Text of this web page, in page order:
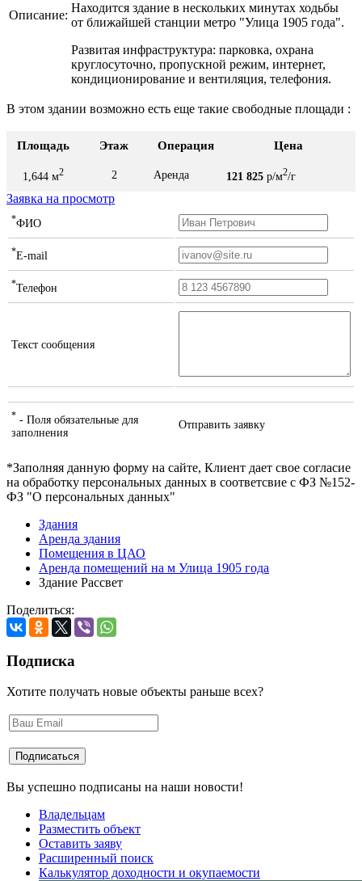
Описание:
Находится здание в нескольких минутах ходьбы
от ближайшей станции метро "Улица 1905 года".
Развитая инфраструктура: парковка, охрана
круглосуточно, пропускной режим, интернет,
кондиционирование и вентиляция, телефония.
В этом здании возможно есть еще такие свободные площади :
Площадь Этаж Операция Цена
1,644 м2 2 Аренда 121 825 р/м2/г
Заявка на просмотр
*ФИО
*E-mail
*Телефон
Текст сообщения
* - Поля обязательные для
заполнения
Отправить заявку
*Заполняя данную форму на сайте, Клиент дает свое согласие
на обработку персональных данных в соответсвие с ФЗ №152-
ФЗ "О персональных данных"
Здания
Аренда здания
Помещения в ЦАО
Аренда помещений на м Улица 1905 года
Здание Рассвет
Поделиться:
Подписка
Хотите получать новые объекты раньше всех?
Вы успешно подписаны на наши новости!
Владельцам
Разместить объект
Оставить заяву
Расширенный поиск
Калькулятор доходности и окупаемости